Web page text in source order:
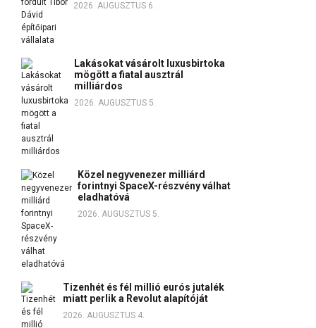
2026. AUGUSZTUS 6.
Lakásokat vásárolt luxusbirtoka
mögött a fiatal ausztrál
milliárdos
2026. AUGUSZTUS 5.
Közel negyvenezer milliárd
forintnyi SpaceX-részvény válhat
eladhatóvá
2026. AUGUSZTUS 5.
Tizenhét és fél millió eurós jutalék
miatt perlik a Revolut alapítóját
2026. AUGUSZTUS 4.